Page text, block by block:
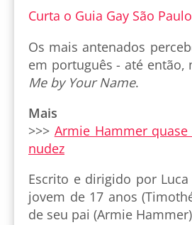
Curta o Guia Gay São
Os mais antenados
em português - até
Me by Your Name.
Mais
>>> Armie Hammer
nudez
Escrito e dirigido por
jovem de 17 anos
de seu pai (Armie